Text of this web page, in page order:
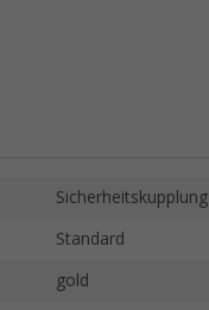
Sicherheitskupplung
Standard
gold